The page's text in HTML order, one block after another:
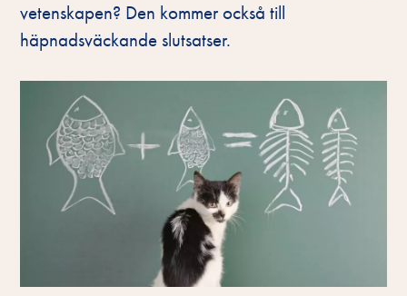
vetenskapen? Den kommer också till
häpnadsväckande slutsatser.